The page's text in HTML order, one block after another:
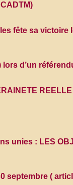
fête sa
lors d’un
REELLE
unies : LES
septembre (